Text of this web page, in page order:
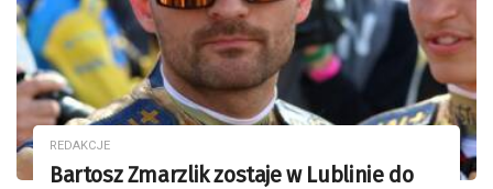
REDAKCJE
Bartosz Zmarzlik zostaje w Lublinie do